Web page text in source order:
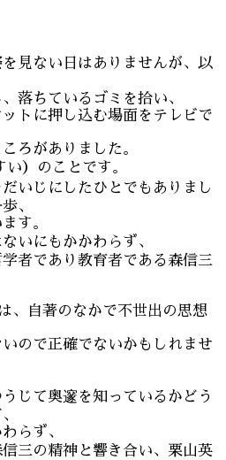
見ない日はありませんが、以
落ちているゴミを拾い、
トに押し込む場面をテレビで
ろがありました。
）のことです。
いじにしたひとでもありまし
、
す。
いにもかかわらず、
者であり教育者である森信三
、自著のなかで不世出の思想
いので正確でないかもしれませ
じて奥邃を知っているかどう
らず、
三の精神と響き合い、栗山英